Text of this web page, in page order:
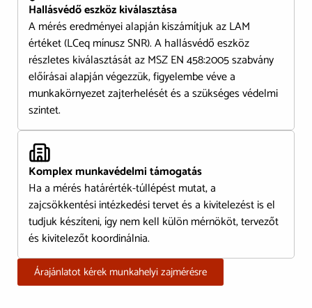
Hallásvédő eszköz kiválasztása
A mérés eredményei alapján kiszámítjuk az LAM
értéket (LCeq mínusz SNR). A hallásvédő eszköz
részletes kiválasztását az MSZ EN 458:2005 szabvány
előírásai alapján végezzük, figyelembe véve a
munkakörnyezet zajterhelését és a szükséges védelmi
szintet.
Komplex munkavédelmi támogatás
Ha a mérés határérték-túllépést mutat, a
zajcsökkentési intézkedési tervet és a kivitelezést is el
tudjuk készíteni, így nem kell külön mérnököt, tervezőt
és kivitelezőt koordinálnia.
Árajánlatot kérek munkahelyi zajmérésre